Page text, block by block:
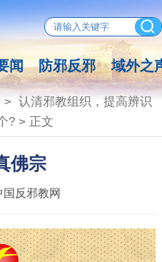
闻 防邪反邪 域外之
> 认清邪教组织，提高辨识
?> 正文
佛宗
国反邪教网